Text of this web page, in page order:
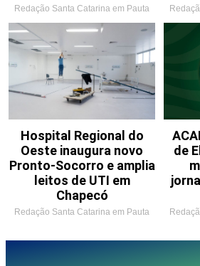
Redação Santa Catarina em Pauta
Hospital Regional do
Oeste inaugura novo
Pronto-Socorro e amplia
leitos de UTI em
Chapecó
Redação Santa Catarina em Pauta
de